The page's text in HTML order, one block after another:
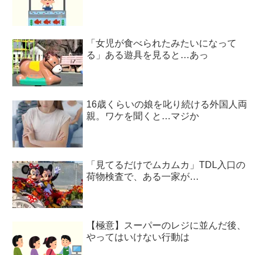
「女児が食べられたみたいになって
る」ある遊具を見ると…あっ
16歳くらいの娘を叱り続ける外国人両
親。ワケを聞くと…マジか
「見てるだけでムカムカ」TDL入口の
荷物検査で、ある一家が…
【極意】スーパーのレジに並んだ後、
やってはいけない行動は